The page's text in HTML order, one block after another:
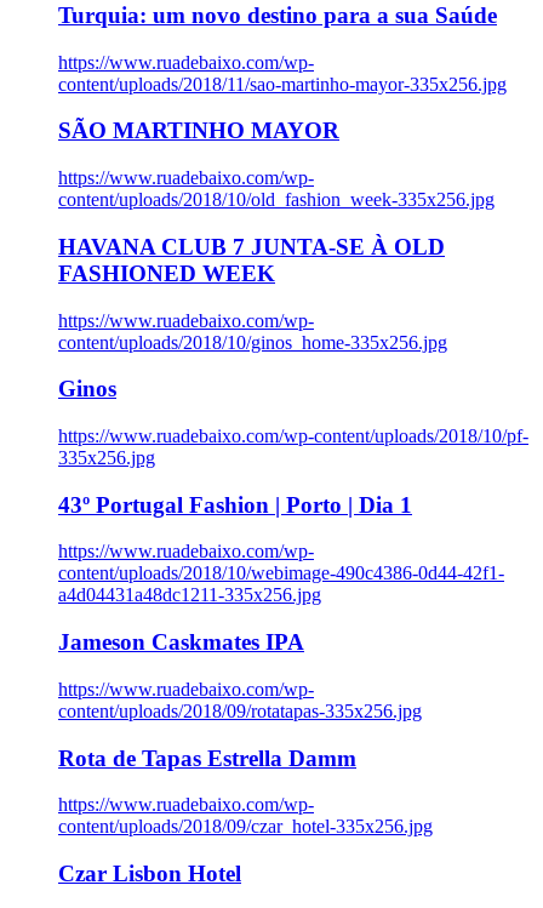
Turquia: um novo destino para a sua Saúde
https://www.ruadebaixo.com/wp-
content/uploads/2018/11/sao-martinho-mayor-335x256.jpg
SÃO MARTINHO MAYOR
https://www.ruadebaixo.com/wp-
content/uploads/2018/10/old_fashion_week-335x256.jpg
HAVANA CLUB 7 JUNTA-SE À OLD
FASHIONED WEEK
https://www.ruadebaixo.com/wp-
content/uploads/2018/10/ginos_home-335x256.jpg
Ginos
https://www.ruadebaixo.com/wp-content/uploads/2018/10/pf-
335x256.jpg
43º Portugal Fashion | Porto | Dia 1
https://www.ruadebaixo.com/wp-
content/uploads/2018/10/webimage-490c4386-0d44-42f1-
a4d04431a48dc1211-335x256.jpg
Jameson Caskmates IPA
https://www.ruadebaixo.com/wp-
content/uploads/2018/09/rotatapas-335x256.jpg
Rota de Tapas Estrella Damm
https://www.ruadebaixo.com/wp-
content/uploads/2018/09/czar_hotel-335x256.jpg
Czar Lisbon Hotel